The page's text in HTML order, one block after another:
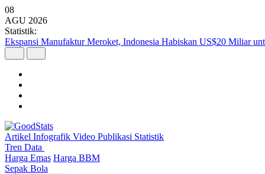
08
AGU 2026
Statistik:
Ekspansi Manufaktur Meroket, Indonesia Habiskan US$20 Miliar
Artikel Infografik Video Publikasi Statistik
Tren Data
Harga Emas Harga BBM
Sepak Bola